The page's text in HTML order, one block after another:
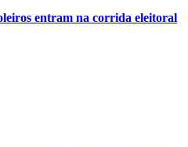
entram na corrida eleitoral